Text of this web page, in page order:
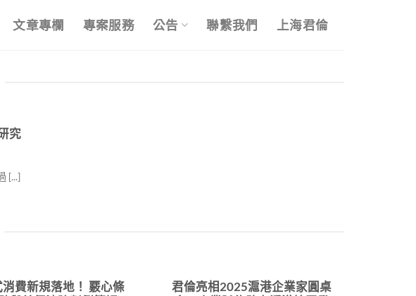
文章專欄 專案服務 公告 聯繫我們 上海君倫
究
[...]
費新規落地！ 覈心條
君倫亮相2025滬港企業家圓桌